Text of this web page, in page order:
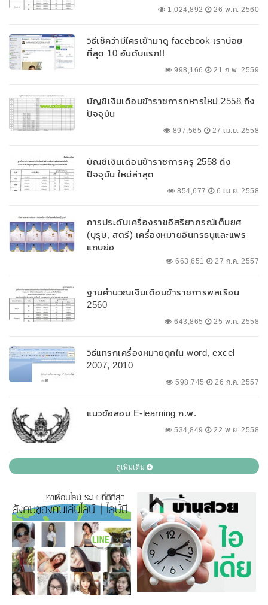
1,024,892 26 พ.ค. 2560
วิธีเช็คว่ามีใครเข้ามาดู facebook เราบ่อย
ที่สุด 10 อันดับแรก!!
998,166 21 ก.พ. 2559
บัญชีเงินเดือนข้าราชการทหารใหม่ 2558 ถึง
ปัจจุบัน
897,565 27 เม.ย. 2558
บัญชีเงินเดือนข้าราชการครู 2558 ถึง
ปัจจุบัน ใหม่ล่าสุด
854,677 6 เม.ย. 2558
การประดับเครื่องราชอิสริยาภรณ์เต็มยศ
(บุรุษ, สตรี) เครื่องหมายอินทรธนูและแพร
แถบย่อ
663,651 27 ก.ค. 2557
ฐานคำนวณเงินเดือนข้าราชการพลเรือน
2560
643,865 25 พ.ค. 2558
วิธีแทรกเครื่องหมายถูกใน word, excel
2007, 2010
598,745 26 ก.ค. 2557
แนวข้อสอบ E-learning ก.พ.
534,849 22 พ.ย. 2558
ดูเพิ่มเติม